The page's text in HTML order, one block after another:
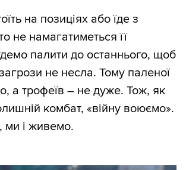
на позиціях або їде з
не намагатиметься її
палити до останнього, щоб
не несла. Тому паленої
а трофеїв – не дуже. Тож, як
комбат, «війну воюємо».
ми і живемо.